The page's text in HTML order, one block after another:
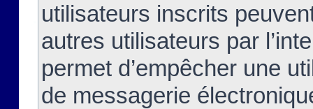
utilisateurs inscrits
autres utilisateurs par
permet d’empêcher une
de messagerie